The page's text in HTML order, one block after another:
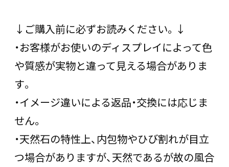
↓ご購入前に必ずお読みください。↓
・お客様がお使いのディスプレイによって色
や質感が実物と違って見える場合がありま
す。
・イメージ違いによる返品・交換には応じま
せん。
・天然石の特性上、内包物やひび割れが目立
つ場合がありますが、天然であるが故の風合